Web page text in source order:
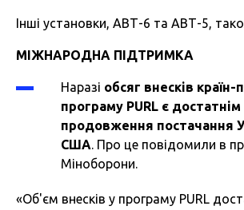
Інші установки, АВТ-6 та АВТ-5,
МІЖНАРОДНА ПІДТРИМКА
Наразі обсяг внесків країн-
програму PURL є
продовження постачання
США. Про це повідомили в
Міноборони.
«Об'єм внесків у програму PURL